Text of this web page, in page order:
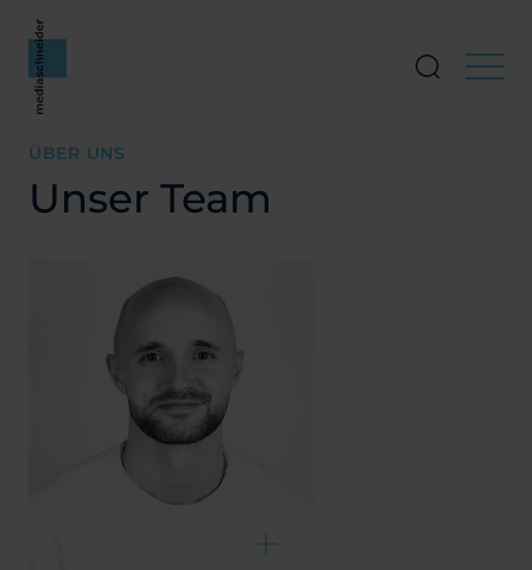
Mediaschneider AG
SucheMenü
ÜBER UNS
Unser Team